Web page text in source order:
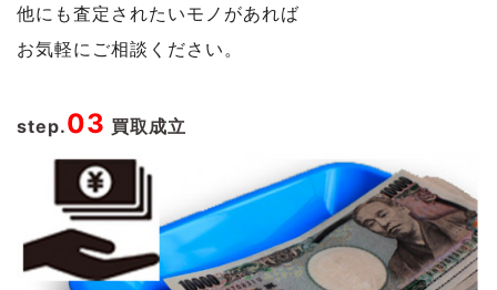
他にも査定されたいモノがあれば
お気軽にご相談ください。
step.03 買取成立